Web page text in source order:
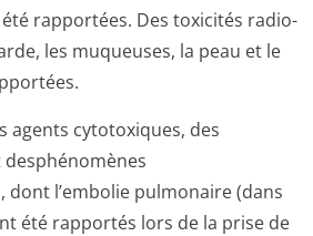
rapportées. Des toxicités radio-
les muqueuses, la peau et le
agents cytotoxiques, des
l’embolie pulmonaire (dans
été rapportés lors de la prise de